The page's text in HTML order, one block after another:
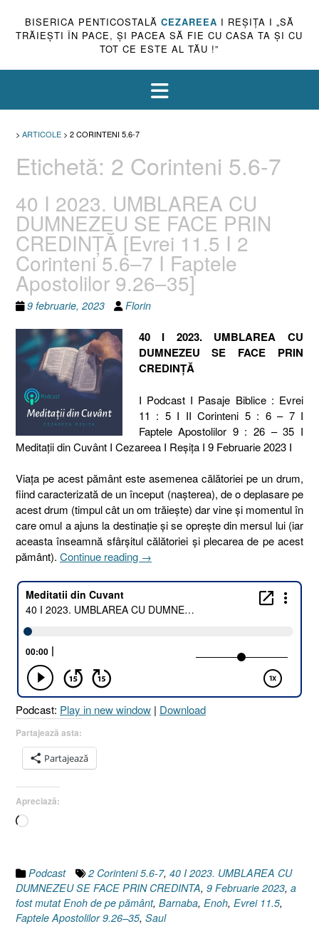
BISERICA PENTICOSTALĂ CEZAREEA I REŞIŢA I „SĂ
TRĂIEŞTI ÎN PACE, ŞI PACEA SĂ FIE CU CASA TA ŞI CU
TOT CE ESTE AL TĂU !”
> ARTICOLE > 2 CORINTENI 5.6-7
Etichetă: 2 Corinteni 5.6-7
40 I 2023. UMBLAREA CU
DUMNEZEU SE FACE PRIN
CREDINȚĂ [Evrei 11.5 I 2
Corinteni 5.6–7 I Faptele
Apostolilor 9.26–35]
9 februarie, 2023 Florin
40 I 2023. UMBLAREA CU
DUMNEZEU SE FACE PRIN
CREDINȚĂ
I Podcast I Pasaje Biblice : Evrei
11 : 5 I II Corinteni 5 : 6 – 7 I
Faptele Apostolilor 9 : 26 – 35 I
Meditaţii din Cuvânt I Cezareea I Reşiţa I 9 Februarie 2023 I
Viața pe acest pământ este asemenea călătoriei pe un drum,
fiind caracterizată de un început (nașterea), de o deplasare pe
acest drum (timpul cât un om trăiește) dar vine și momentul în
care omul a ajuns la destinație și se oprește din mersul lui (iar
aceasta înseamnă sfârșitul călătoriei și plecarea de pe acest
pământ). Continue reading „40
2023.
UMBLAREA
CU
CREDINȚĂ
[Evrei
9.26–
35]”
→
Podcast: Play in new window | Download
Partajează asta:
Partajează
Apreciază:
Încarc...
Podcast 2 Corinteni 5.6-7, 40 I 2023. UMBLAREA CU
DUMNEZEU SE FACE PRIN CREDINTA, 9 Februarie 2023, a
fost mutat Enoh de pe pământ, Barnaba, Enoh, Evrei 11.5,
Faptele Apostolilor 9.26–35, Saul